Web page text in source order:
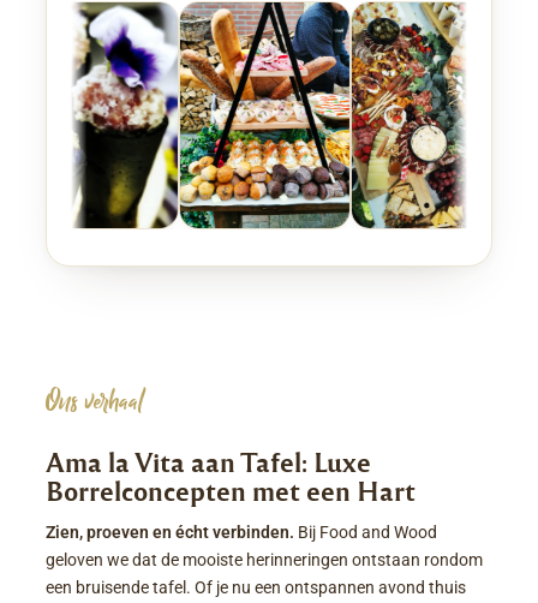
Ons verhaal
Ama la Vita aan Tafel: Luxe
Borrelconcepten met een Hart
Zien, proeven en écht verbinden. Bij Food and Wood
geloven we dat de mooiste herinneringen ontstaan rondom
een bruisende tafel. Of je nu een ontspannen avond thuis